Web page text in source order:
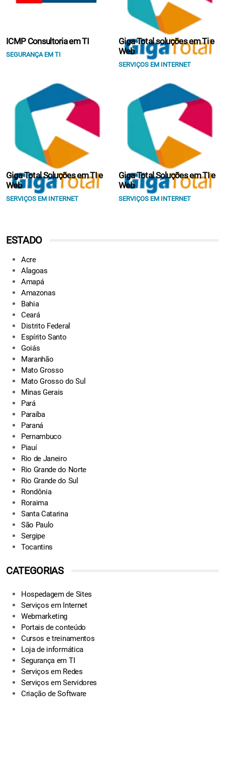
ICMP Consultoria em TI
SEGURANÇA EM TI
Giga Total soluções em Ti e
Web
SERVIÇOS EM INTERNET
Giga Total Soluções em TI e
Web
SERVIÇOS EM INTERNET
Giga Total Soluções em TI e
Web
SERVIÇOS EM INTERNET
ESTADO
Acre
Alagoas
Amapá
Amazonas
Bahia
Ceará
Distrito Federal
Espírito Santo
Goiás
Maranhão
Mato Grosso
Mato Grosso do Sul
Minas Gerais
Pará
Paraíba
Paraná
Pernambuco
Piauí
Rio de Janeiro
Rio Grande do Norte
Rio Grande do Sul
Rondônia
Roraima
Santa Catarina
São Paulo
Sergipe
Tocantins
CATEGORIAS
Hospedagem de Sites
Serviços em Internet
Webmarketing
Portais de conteúdo
Cursos e treinamentos
Loja de informática
Segurança em TI
Serviços em Redes
Serviços em Servidores
Criação de Software